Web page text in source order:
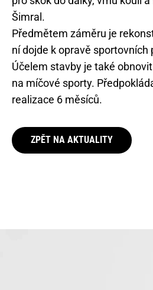
Šimral.
Předmětem záměru je
ní dojde k opravě
Účelem stavby je také
na míčové sporty.
realizace 6 měsíců.
ZPĚT NA AKTUALITY